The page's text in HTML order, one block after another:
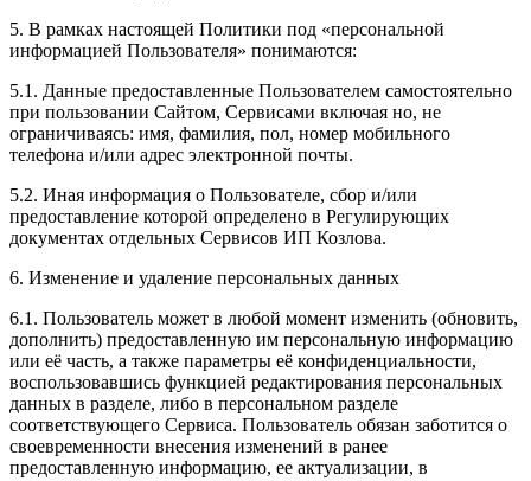
5. В рамках настоящей Политики под «персональной
информацией Пользователя» понимаются:
5.1. Данные предоставленные Пользователем самостоятельно
при пользовании Сайтом, Сервисами включая но, не
ограничиваясь: имя, фамилия, пол, номер мобильного
телефона и/или адрес электронной почты.
5.2. Иная информация о Пользователе, сбор и/или
предоставление которой определено в Регулирующих
документах отдельных Сервисов ИП Козлова.
6. Изменение и удаление персональных данных
6.1. Пользователь может в любой момент изменить (обновить,
дополнить) предоставленную им персональную информацию
или её часть, а также параметры её конфиденциальности,
воспользовавшись функцией редактирования персональных
данных в разделе, либо в персональном разделе
соответствующего Сервиса. Пользователь обязан заботится о
своевременности внесения изменений в ранее
предоставленную информацию, ее актуализации, в